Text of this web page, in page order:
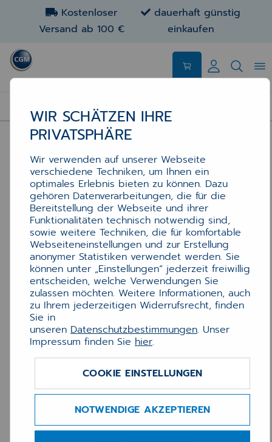
Kostenloser
Versand ab 100 €
dauerhaft günstig
einkaufen
Reparatur-Etiketten für
Blister DOSI 35
WIR SCHÄTZEN IHRE
PRIVATSPHÄRE
Wir verwenden auf unserer Webseite
verschiedene Techniken, um Ihnen ein
optimales Erlebnis bieten zu können. Dazu
gehören Datenverarbeitungen, die für die
Bereitstellung der Webseite und ihrer
Funktionalitäten technisch notwendig sind,
sowie weitere Techniken, die für komfortable
Webseiteneinstellungen und zur Erstellung
anonymer Statistiken verwendet werden. Sie
können unter „Einstellungen“ jederzeit freiwillig
entscheiden, welche Verwendungen Sie
zulassen möchten. Weitere Informationen, auch
zu Ihrem jederzeitigen Widerrufsrecht, finden
Sie in
unseren Datenschutzbestimmungen. Unser
Impressum finden Sie hier.
COOKIE EINSTELLUNGEN
NOTWENDIGE AKZEPTIEREN